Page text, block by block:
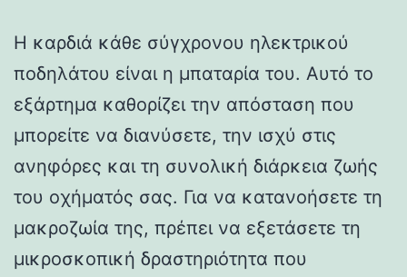
Η καρδιά κάθε σύγχρονου ηλεκτρικού
ποδηλάτου είναι η μπαταρία του. Αυτό το
εξάρτημα καθορίζει την απόσταση που
μπορείτε να διανύσετε, την ισχύ στις
ανηφόρες και τη συνολική διάρκεια ζωής
του οχήματός σας. Για να κατανοήσετε τη
μακροζωία της, πρέπει να εξετάσετε τη
μικροσκοπική δραστηριότητα που